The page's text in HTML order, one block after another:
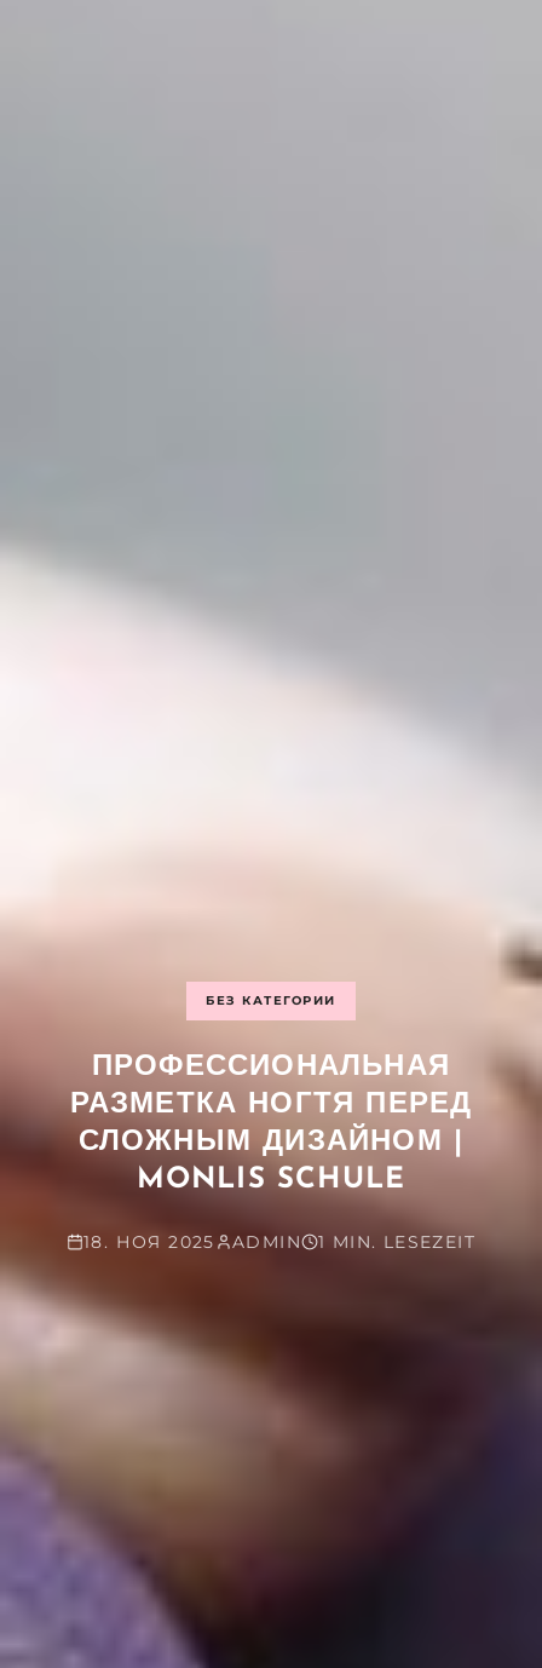
БЕЗ КАТЕГОРИИ
ПРОФЕССИОНАЛЬНАЯ
РАЗМЕТКА НОГТЯ ПЕРЕД
СЛОЖНЫМ ДИЗАЙНОМ |
MONLIS SCHULE
18. НОЯ 2025 ADMIN 1 MIN. LESEZEIT